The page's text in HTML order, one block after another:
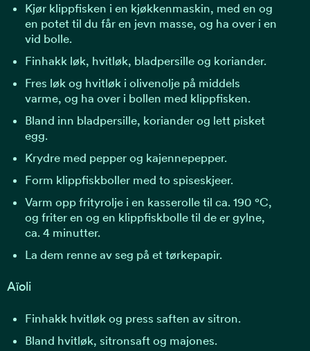
Kjør klippfisken i en kjøkkenmaskin, med en og
en potet til du får en jevn masse, og ha over i en
vid bolle.
Finhakk løk, hvitløk, bladpersille og koriander.
Fres løk og hvitløk i olivenolje på middels
varme, og ha over i bollen med klippfisken.
Bland inn bladpersille, koriander og lett pisket
egg.
Krydre med pepper og kajennepepper.
Form klippfiskboller med to spiseskjeer.
Varm opp frityrolje i en kasserolle til ca. 190 °C,
og friter en og en klippfiskbolle til de er gylne,
ca. 4 minutter.
La dem renne av seg på et tørkepapir.
Aïoli
Finhakk hvitløk og press saften av sitron.
Bland hvitløk, sitronsaft og majones.